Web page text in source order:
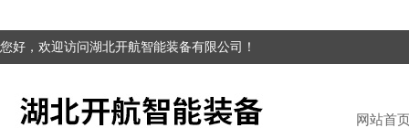
您好，欢迎访问湖北开航智能装备有限公司！
网站首